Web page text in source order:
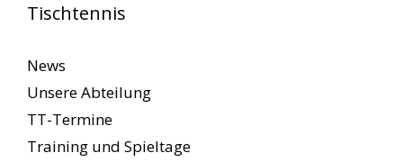
Tischtennis
News
Unsere Abteilung
TT-Termine
Training und Spieltage